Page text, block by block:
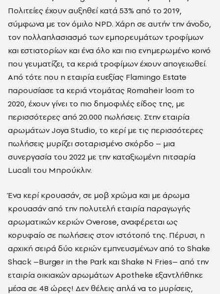
Πολιτείες έχουν αυξηθεί κατά 53% από το 2019,
σύμφωνα με τον όμιλο NPD. Χάρη σε αυτήν την άνοδο,
τον πολλαπλασιασμό των εμπορευμάτων τροφίμων
και εστιατορίων και ένα όλο και πιο ενημερωμένο κοινό
που γευματίζει, τα κεριά τροφίμων έχουν απογειωθεί.
Από τότε που η εταιρία ευεξίας Flamingo Estate
παρουσίασε τα κεριά ντομάτας Romaheir loom το
2020, έχουν γίνει το πιο δημοφιλές είδος της, με
περισσότερες από 20.000 πωλήσεις. Στην εταιρία
αρωμάτωνJoya Studio, το κερί με τις περισσότερες
πωλήσεις μυρίζει σοταρισμένο σκόρδο – μια
συνεργασία του 2022 με την καταξιωμένη πιτσαρία
Lucali του Μπρούκλιν.
Ένα κερί κρουασάν, σε μοβ χρώμα και με άρωμα
κρουασάν από την πολυτελή εταιρία παραγωγής
αρωματικών κεριώνOverose, αναφέρεται ως
κορυφαίο σε πωλήσεις στον ιστότοπό της. Πέρυσι, η
αρχική σειρά δύο κεριών εμπνευσμένων από το Shake
Shack –Burger in the Park και Shake N Fries– από την
εταιρία οικιακών αρωμάτωνApotheke εξαντλήθηκε
μέσα σε 48 ώρες! Δεν θέλεις απλά να το μυρίσεις,